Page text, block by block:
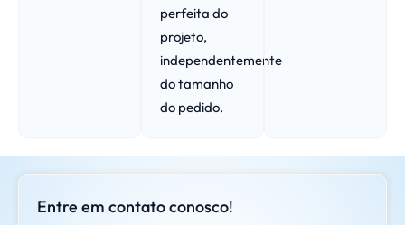
perfeita do
projeto,
independentemente
do tamanho
do pedido.
Entre em contato conosco!